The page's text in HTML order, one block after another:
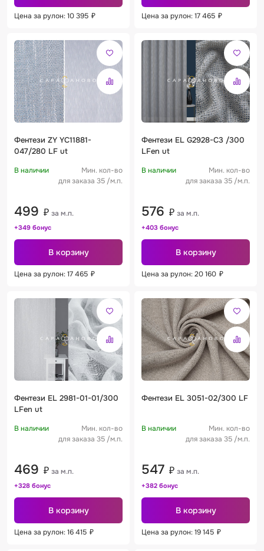
Цена за рулон: 10 395 ₽ Цена за рулон: 17 465 ₽
Фентези ZY YC11881-
047/280 LF ut
В наличии
Мин. кол-во
для заказа 35 /м.п.
499 ₽ за м.п.
+349 бонус
В корзину
Цена за рулон: 17 465 ₽
Фентези EL G2928-C3 /300
LFen ut
В наличии
Мин. кол-во
для заказа 35 /м.п.
576 ₽ за м.п.
+403 бонус
В корзину
Цена за рулон: 20 160 ₽
Фентези EL 2981-01-01/300
LFen ut
В наличии
Мин. кол-во
для заказа 35 /м.п.
469 ₽ за м.п.
+328 бонус
В корзину
Цена за рулон: 16 415 ₽
Фентези EL 3051-02/300 LF
В наличии
Мин. кол-во
для заказа 35 /м.п.
547 ₽ за м.п.
+382 бонус
В корзину
Цена за рулон: 19 145 ₽